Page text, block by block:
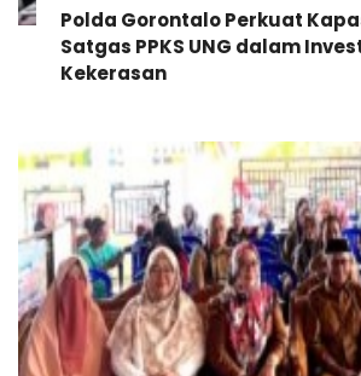
Polda Gorontalo Perkuat
Satgas PPKS UNG dalam
Kekerasan